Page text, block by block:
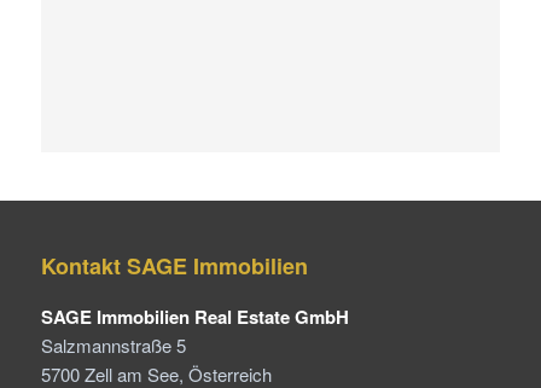
Kontakt SAGE Immobilien
SAGE Immobilien Real Estate GmbH
Salzmannstraße 5
5700 Zell am See, Österreich